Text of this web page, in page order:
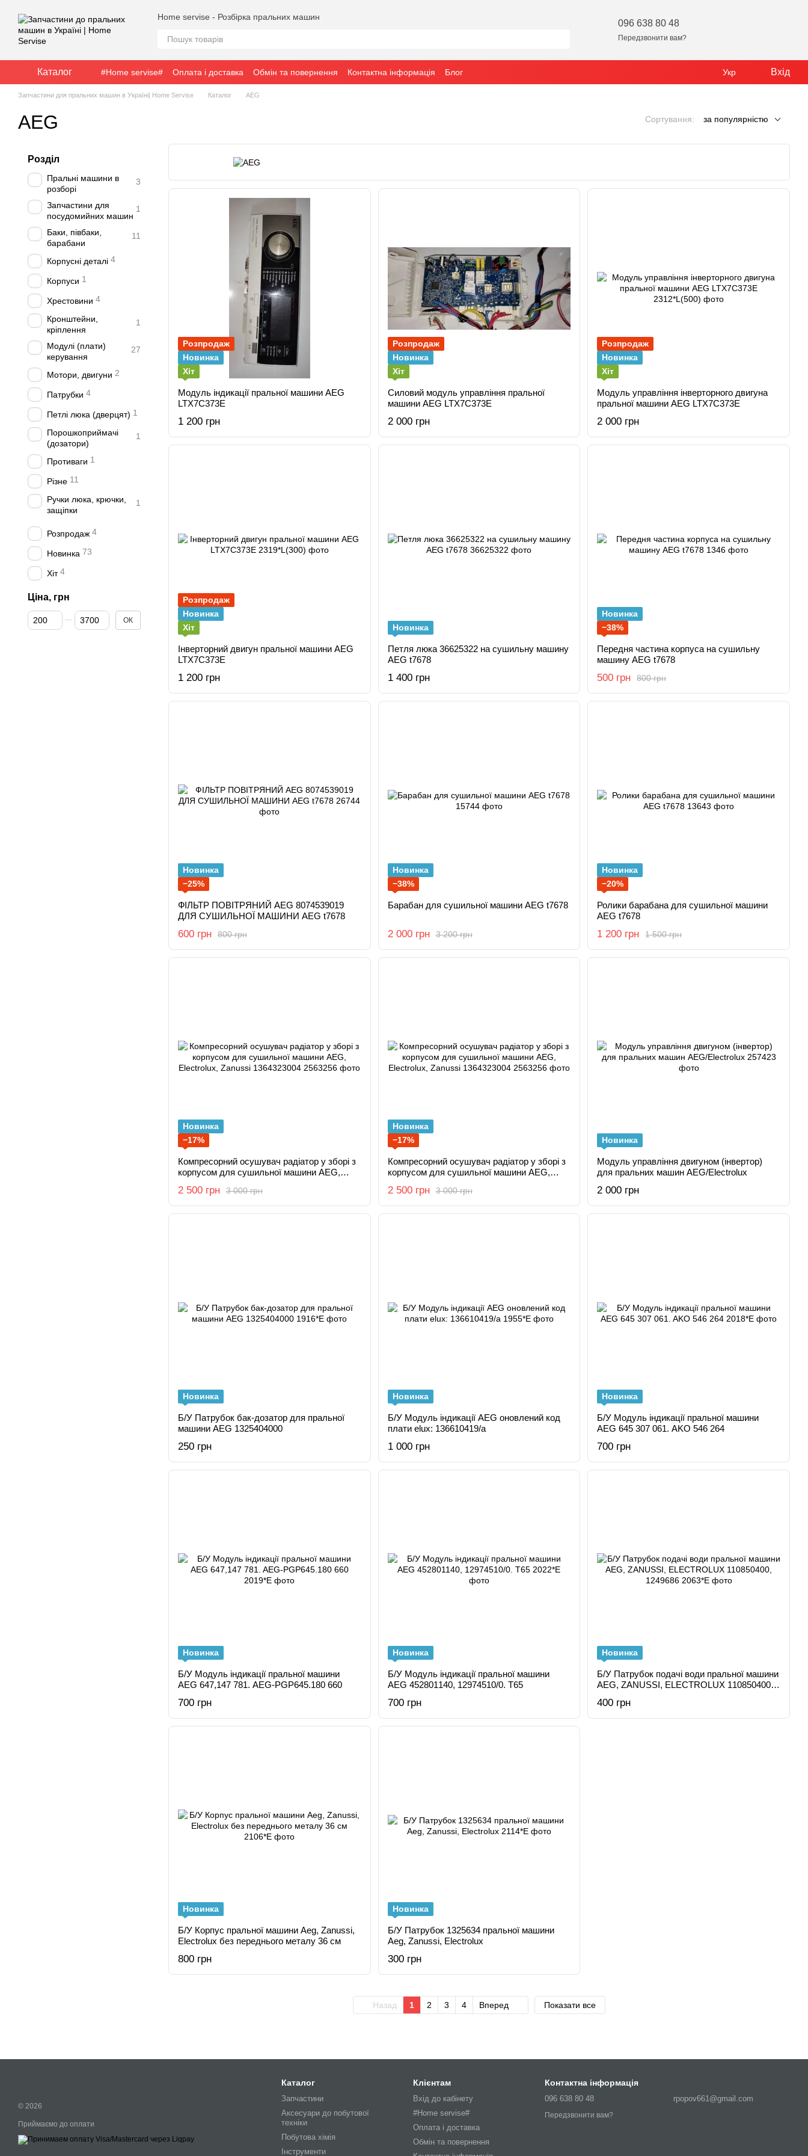
Home servise - Розбірка пральних машин
096 638 80 48
Передзвонити вам?
Каталог #Home servise# Оплата і доставка Обмін та повернення Контактна інформація Блог Укр Вхід
Запчастини для пральних машин в Україні| Home Servise Каталог AEG
AEG Сортування: за популярністю
Розпродаж
Новинка
Хіт
Модуль індикації пральної машини AEG
LTX7C373E
1 200 грн
Розпродаж
Новинка
Хіт
Силовий модуль управління пральної
машини AEG LTX7C373E
2 000 грн
Розпродаж
Новинка
Хіт
Модуль управління інверторного двигуна
пральної машини AEG LTX7C373E
2 000 грн
Розпродаж
Новинка
Хіт
Інверторний двигун пральної машини AEG
LTX7C373E
1 200 грн
Новинка
Петля люка 36625322 на сушильну машину
AEG t7678
1 400 грн
Новинка
−38%
Передня частина корпуса на сушильну
машину AEG t7678
800 грн
500 грн
Новинка
−25%
ФІЛЬТР ПОВІТРЯНИЙ AEG 8074539019
ДЛЯ СУШИЛЬНОЇ МАШИНИ AEG t7678
800 грн
600 грн
Новинка
−38%
Барабан для сушильної машини AEG t7678
3 200 грн
2 000 грн
Новинка
−20%
Ролики барабана для сушильної машини
AEG t7678
1 500 грн
1 200 грн
Новинка
−17%
Компресорний осушувач радіатор у зборі з
корпусом для сушильної машини AEG,
3 000 грн
2 500 грн
Новинка
−17%
Компресорний осушувач радіатор у зборі з
корпусом для сушильної машини AEG,
3 000 грн
2 500 грн
Новинка
Модуль управління двигуном (інвертор)
для пральних машин AEG/Electrolux
2 000 грн
Новинка
Б/У Патрубок бак-дозатор для пральної
машини AEG 1325404000
250 грн
Новинка
Б/У Модуль індикації AEG оновлений код
плати elux: 136610419/a
1 000 грн
Новинка
Б/У Модуль індикації пральної машини
AEG 645 307 061. AKO 546 264
700 грн
Новинка
Б/У Модуль індикації пральної машини
AEG 647,147 781. AEG-PGP645.180 660
700 грн
Новинка
Б/У Модуль індикації пральної машини
AEG 452801140, 12974510/0. T65
700 грн
Новинка
Б/У Патрубок подачі води пральної машини
AEG, ZANUSSI, ELECTROLUX 110850400,
400 грн
Новинка
Б/У Корпус пральної машини Aeg, Zanussi,
Electrolux без переднього металу 36 см
800 грн
Новинка
Б/У Патрубок 1325634 пральної машини
Aeg, Zanussi, Electrolux
300 грн
Назад 1 2 3 4 Вперед Показати все
Розділ
Пральні машини в
розборі
3
Запчастини для
посудомийних машин
1
Баки, півбаки,
барабани
11
Корпусні деталі 4
Корпуси 1
Хрестовини 4
Кронштейни,
кріплення
1
Модулі (плати)
керування
27
Мотори, двигуни 2
Патрубки 4
Петлі люка (дверцят) 1
Порошкоприймачі
(дозатори)
1
Противаги 1
Різне 11
Ручки люка, крючки,
защіпки
1
Розпродаж 4
Новинка 73
Хіт 4
Ціна, грн
Від Ціна, грн
До Ціна, грн ОК
© 2026
Приймаємо до оплати
Каталог
Запчастини
Аксесуари до побутової
техніки
Побутова хімія
Інструменти
Клієнтам
Вхід до кабінету
#Home servise#
Оплата і доставка
Обмін та повернення
Контактна інформація
096 638 80 48
Передзвонити вам?
rpopov661@gmail.com